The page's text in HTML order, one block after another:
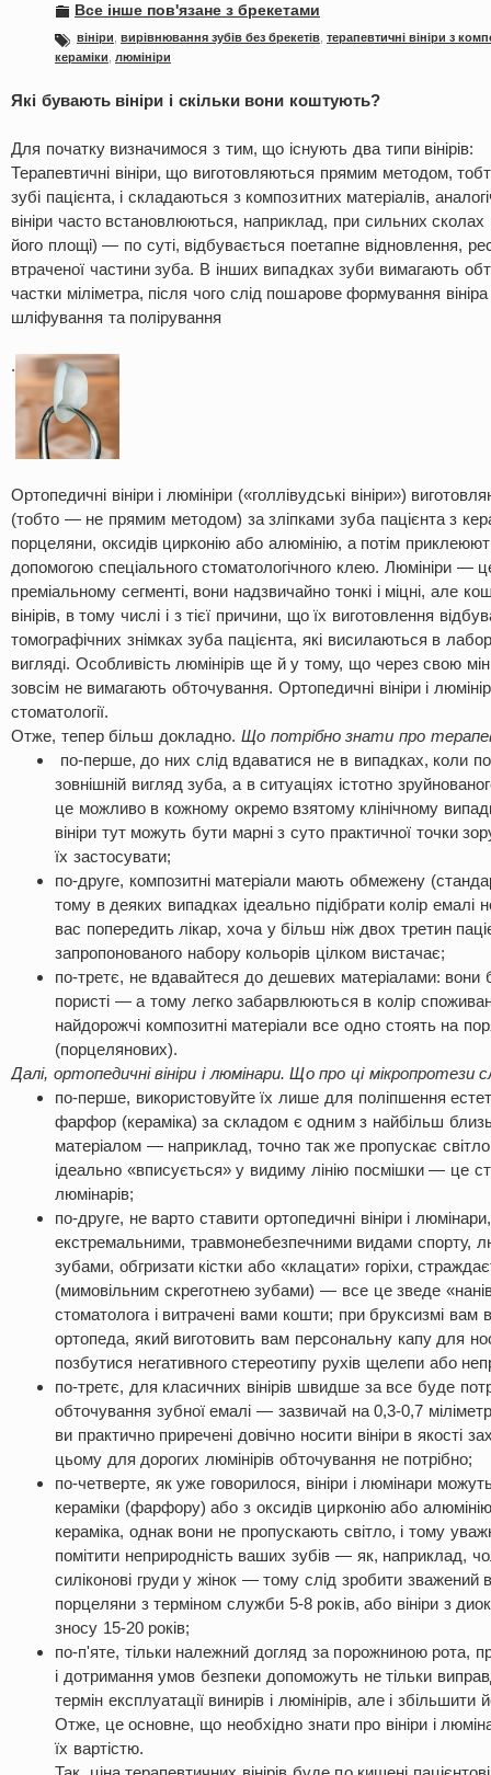
Все інше пов'язане з брекетами
вініри вирівнювання зубів без брекетів терапевтичні вініри з
кераміки люмініри
Які бувають вініри і скільки вони коштують?
Для початку визначимося з тим, що існують два типи вінірів:
Терапевтичні вініри, що виготовляються прямим методом,
зубі пацієнта, і складаються з композитних матеріалів,
вініри часто встановлюються, наприклад, при сильних сколах
його площі) — по суті, відбувається поетапне відновлення,
втраченої частини зуба. В інших випадках зуби вимагають
частки міліметра, після чого слід пошарове формування
шліфування та полірування
.
Ортопедичні вініри і люмініри («голлівудські вініри»)
(тобто — не прямим методом) за зліпками зуба пацієнта з
порцеляни, оксидів цирконію або алюмінію, а потім
допомогою спеціального стоматологічного клею. Люмініри — це
преміальному сегменті, вони надзвичайно тонкі і міцні, але
вінірів, в тому числі і з тієї причини, що їх виготовлення
томографічних знімках зуба пацієнта, які висилаються в
вигляді. Особливість люмінірів ще й у тому, що через свою
зовсім не вимагають обточування. Ортопедичні вініри і
стоматології.
Отже, тепер більш докладно. Що потрібно знати про
по-перше, до них слід вдаватися не в випадках, коли
зовнішній вигляд зуба, а в ситуаціях істотно
це можливо в кожному окремо взятому клінічному
вініри тут можуть бути марні з суто практичної точки
їх застосувати;
по-друге, композитні матеріали мають обмежену
тому в деяких випадках ідеально підібрати колір
вас попередить лікар, хоча у більш ніж двох третин
запропонованого набору кольорів цілком вистачає;
по-третє, не вдавайтеся до дешевих матеріалами: вони
пористі — а тому легко забарвлюються в колір
найдорожчі композитні матеріали все одно стоять на
(порцелянових).
Далі, ортопедичні вініри і люмінари. Що про ці мікропротези
по-перше, використовуйте їх лише для поліпшення
фарфор (кераміка) за складом є одним з найбільш
матеріалом — наприклад, точно так же пропускає
ідеально «вписується» у видиму лінію посмішки — це
люмінарів;
по-друге, не варто ставити ортопедичні вініри і
екстремальними, травмонебезпечними видами спорту,
зубами, обгризати кістки або «клацати» горіхи,
(мимовільним скреготнею зубами) — все це зведе
стоматолога і витрачені вами кошти; при бруксизмі вам
ортопеда, який виготовить вам персональну капу для
позбутися негативного стереотипу рухів щелепи або
по-третє, для класичних вінірів швидше за все буде
обточування зубної емалі — зазвичай на 0,3-0,7
ви практично приречені довічно носити вініри в якості
цьому для дорогих люмінірів обточування не потрібно;
по-четверте, як уже говорилося, вініри і люмінари
кераміки (фарфору) або з оксидів цирконію або
кераміка, однак вони не пропускають світло, і тому
помітити неприродність ваших зубів — як, наприклад,
силіконові груди у жінок — тому слід зробити зважений
порцеляни з терміном служби 5-8 років, або вініри з
зносу 15-20 років;
по-п'яте, тільки належний догляд за порожниною рота,
і дотримання умов безпеки допоможуть не тільки
термін експлуатації винирів і люмінірів, але і збільшити
Отже, це основне, що необхідно знати про вініри і
їх вартістю.